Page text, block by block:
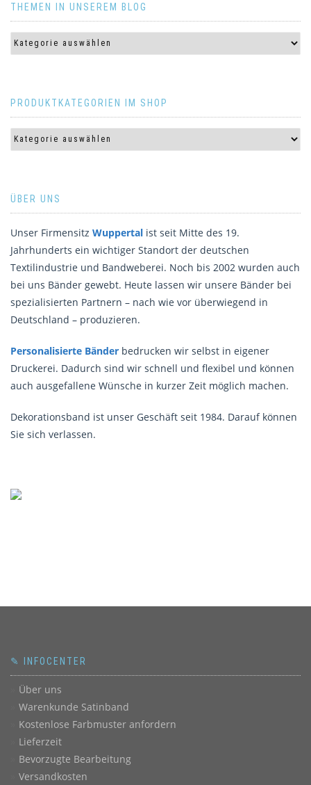
THEMEN IN UNSEREM BLOG
PRODUKTKATEGORIEN IM SHOP
ÜBER UNS
Unser Firmensitz Wuppertal ist seit Mitte des 19.
Jahrhunderts ein wichtiger Standort der deutschen
Textilindustrie und Bandweberei. Noch bis 2002 wurden auch
bei uns Bänder gewebt. Heute lassen wir unsere Bänder bei
spezialisierten Partnern – nach wie vor überwiegend in
Deutschland – produzieren.
Personalisierte Bänder bedrucken wir selbst in eigener
Druckerei. Dadurch sind wir schnell und flexibel und können
auch ausgefallene Wünsche in kurzer Zeit möglich machen.
Dekorationsband ist unser Geschäft seit 1984. Darauf können
Sie sich verlassen.
✎ INFOCENTER
Über uns
Warenkunde Satinband
Kostenlose Farbmuster anfordern
Lieferzeit
Bevorzugte Bearbeitung
Versandkosten